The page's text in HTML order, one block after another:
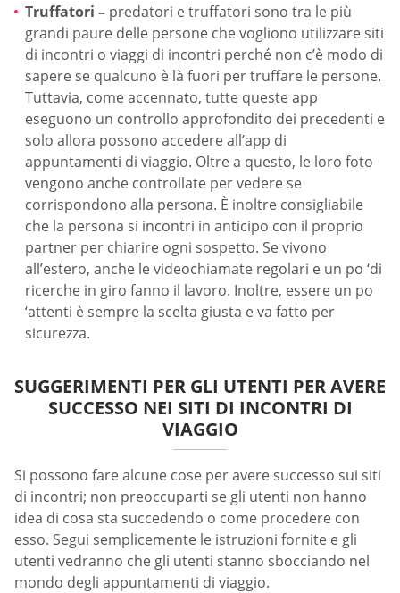
Truffatori – predatori e truffatori sono tra le più
grandi paure delle persone che vogliono utilizzare siti
di incontri o viaggi di incontri perché non c’è modo di
sapere se qualcuno è là fuori per truffare le persone.
Tuttavia, come accennato, tutte queste app
eseguono un controllo approfondito dei precedenti e
solo allora possono accedere all’app di
appuntamenti di viaggio. Oltre a questo, le loro foto
vengono anche controllate per vedere se
corrispondono alla persona. È inoltre consigliabile
che la persona si incontri in anticipo con il proprio
partner per chiarire ogni sospetto. Se vivono
all’estero, anche le videochiamate regolari e un po ‘di
ricerche in giro fanno il lavoro. Inoltre, essere un po
‘attenti è sempre la scelta giusta e va fatto per
sicurezza.
SUGGERIMENTI PER GLI UTENTI PER AVERE
SUCCESSO NEI SITI DI INCONTRI DI
VIAGGIO
Si possono fare alcune cose per avere successo sui siti
di incontri; non preoccuparti se gli utenti non hanno
idea di cosa sta succedendo o come procedere con
esso. Segui semplicemente le istruzioni fornite e gli
utenti vedranno che gli utenti stanno sbocciando nel
mondo degli appuntamenti di viaggio.